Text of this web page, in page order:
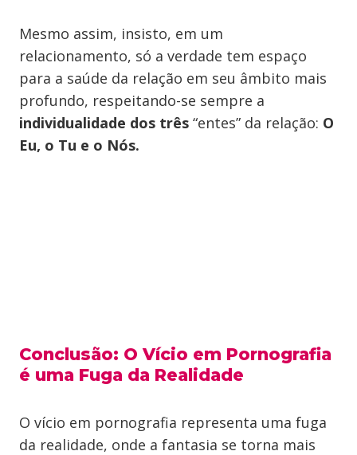
Mesmo assim, insisto, em um
relacionamento, só a verdade tem espaço
para a saúde da relação em seu âmbito mais
profundo, respeitando-se sempre a
individualidade dos três “entes” da relação: O
Eu, o Tu e o Nós.
Conclusão: O Vício em Pornografia
é uma Fuga da Realidade
O vício em pornografia representa uma fuga
da realidade, onde a fantasia se torna mais